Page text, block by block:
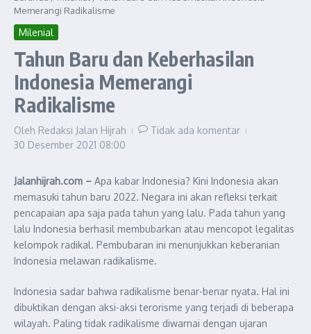
Memerangi Radikalisme
Milenial
Tahun Baru dan Keberhasilan
Indonesia Memerangi
Radikalisme
Oleh Redaksi Jalan Hijrah
Tidak ada komentar
30 Desember 2021 08:00
Jalanhijrah.com – Apa kabar Indonesia? Kini Indonesia akan
memasuki tahun baru 2022. Negara ini akan refleksi terkait
pencapaian apa saja pada tahun yang lalu. Pada tahun yang
lalu Indonesia berhasil membubarkan atau mencopot legalitas
kelompok radikal. Pembubaran ini menunjukkan keberanian
Indonesia melawan radikalisme.
Indonesia sadar bahwa radikalisme benar-benar nyata. Hal ini
dibuktikan dengan aksi-aksi terorisme yang terjadi di beberapa
wilayah. Paling tidak radikalisme diwarnai dengan ujaran